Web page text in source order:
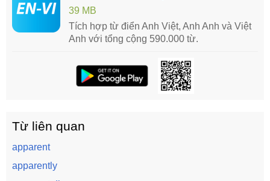
39 MB
Tích hợp từ điển Anh Việt, Anh Anh và Việt
Anh với tổng cộng 590.000 từ.
Từ liên quan
apparent
apparently